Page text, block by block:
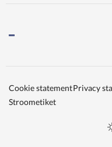
Cookie statementPrivacy
Stroometiket